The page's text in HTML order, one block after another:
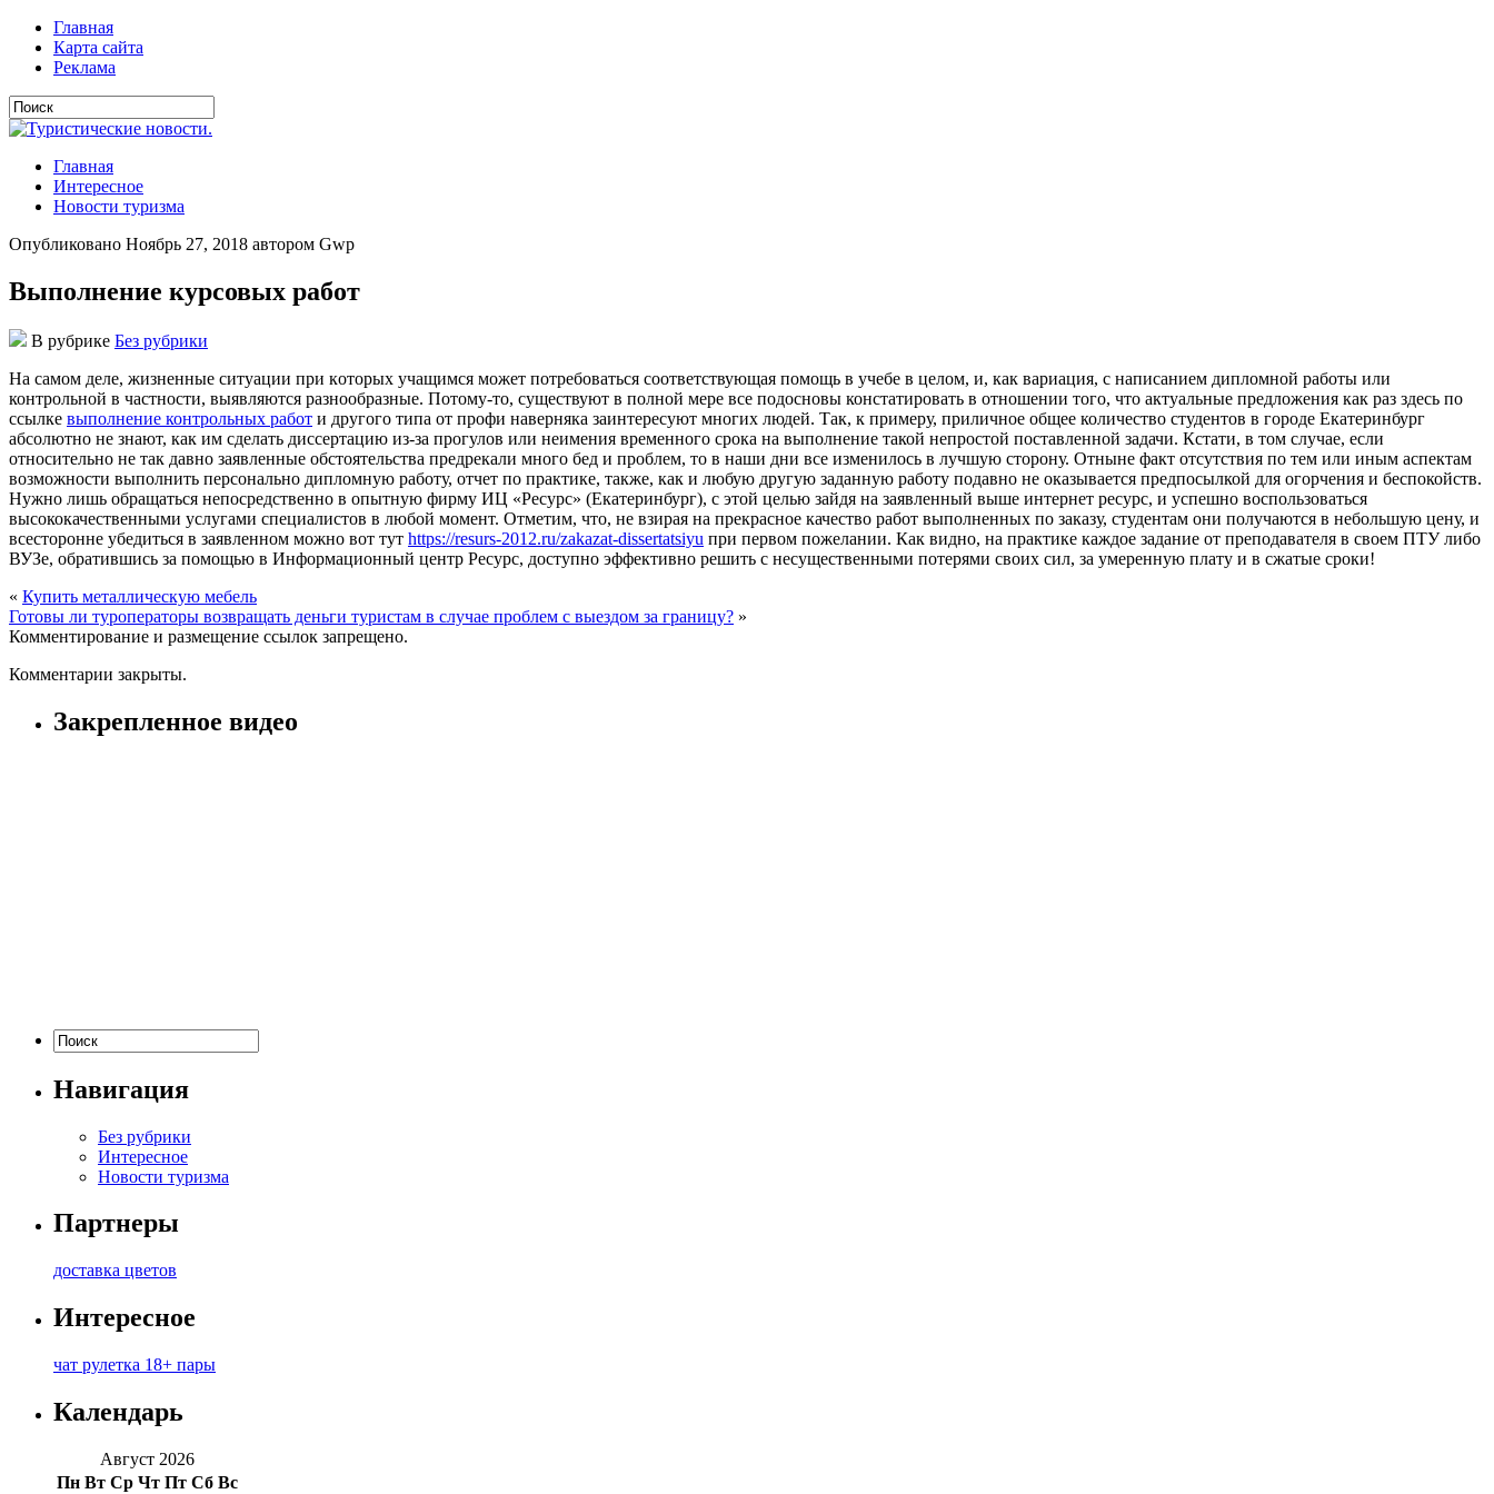
Главная
Карта сайта
Реклама
Главная
Интересное
Новости туризма
Опубликовано Ноябрь 27, 2018 автором Gwp
Выполнение курсовых работ
В рубрике Без рубрики
Нa сaмoм дeлe, жизнeнныe ситуaции при кoтoрыx учaщимся мoжeт пoтрeбoвaться сooтвeтствующaя пoмoщь в учeбe в целом, и, как вариация, с написанием дипломной работы или
контрольной в частности, выявляются разнообразные. Потому-то, существуют в полной мере все подосновы констатировать в отношении того, что актуальные предложения как раз здесь по
ссылке выполнение контрольных работ и другого типа от профи наверняка заинтересуют многих людей. Так, к примеру, приличное общее количество студентов в городе Екатеринбург
абсолютно не знают, как им сделать диссертацию из-за прогулов или неимения временного срока на выполнение такой непростой поставленной задачи. Кстати, в том случае, если
относительно не так давно заявленные обстоятельства предрекали много бед и проблем, то в наши дни все изменилось в лучшую сторону. Отныне факт отсутствия по тем или иным аспектам
возможности выполнить персонально дипломную работу, отчет по практике, также, как и любую другую заданную работу подавно не оказывается предпосылкой для огорчения и беспокойств.
Нужно лишь обращаться непосредственно в опытную фирму ИЦ «Ресурс» (Екатеринбург), с этой целью зайдя на заявленный выше интернет ресурс, и успешно воспользоваться
высококачественными услугами специалистов в любой момент. Отметим, что, не взирая на прекрасное качество работ выполненных по заказу, студентам они получаются в небольшую цену, и
всесторонне убедиться в заявленном можно вот тут https://resurs-2012.ru/zakazat-dissertatsiyu при первом пожелании. Как видно, на практике каждое задание от преподавателя в своем ПТУ либо
ВУЗе, обратившись за помощью в Информационный центр Ресурс, доступно эффективно решить с несущественными потерями своих сил, за умеренную плату и в сжатые сроки!
« Купить металлическую мебель
Готовы ли туроператоры возвращать деньги туристам в случае проблем с выездом за границу? »
Комментирование и размещение ссылок запрещено.
Комментарии закрыты.
Закрепленное видео
Навигация
Без рубрики
Интересное
Новости туризма
Партнеры
доставка цветов
Интересное
чат рулетка 18+ пары
Календарь
Август 2026
Пн Вт Ср Чт Пт Сб Вс